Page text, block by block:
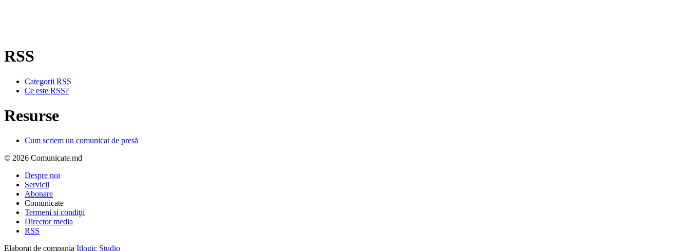
RSS
Categorii RSS
Ce este RSS?
Resurse
Cum scriem un comunicat de presă
© 2026 Comunicate.md
Despre noi
Servicii
Abonare
Comunicate
Termeni si condiţii
Director media
RSS
Elaborat de compania Itlogic Studio